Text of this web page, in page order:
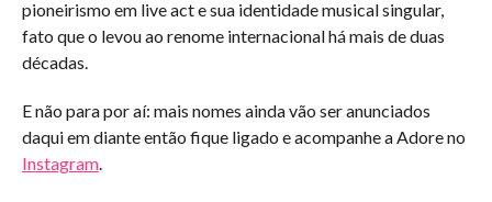
pioneirismo em live act e sua identidade musical singular,
fato que o levou ao renome internacional há mais de duas
décadas.
E não para por aí: mais nomes ainda vão ser anunciados
daqui em diante então fique ligado e acompanhe a Adore no
Instagram.